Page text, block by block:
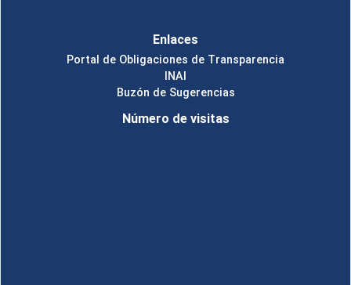
Enlaces
Portal de Obligaciones de Transparencia
INAI
Buzón de Sugerencias
Número de visitas